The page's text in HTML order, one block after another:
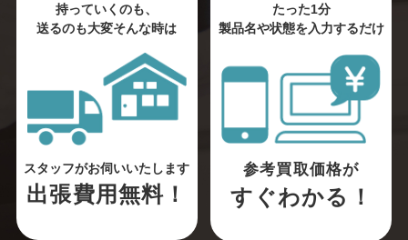
持っていくのも、
送るのも大変そんな時は
スタッフがお伺いいたします
出張費用無料！
たった1分
製品名や状態を入力するだけ
参考買取価格が
すぐわかる！